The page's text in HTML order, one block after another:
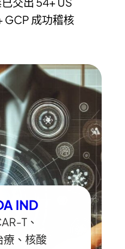
GCP 成功稽核
IND
T、
療、核酸